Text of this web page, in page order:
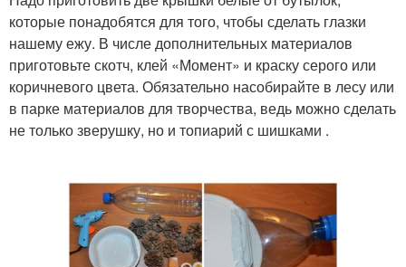
которые понадобятся для того, чтобы сделать глазки
нашему ежу. В числе дополнительных материалов
приготовьте скотч, клей «Момент» и краску серого или
коричневого цвета. Обязательно насобирайте в лесу или
в парке материалов для творчества, ведь можно сделать
не только зверушку, но и топиарий с шишками .